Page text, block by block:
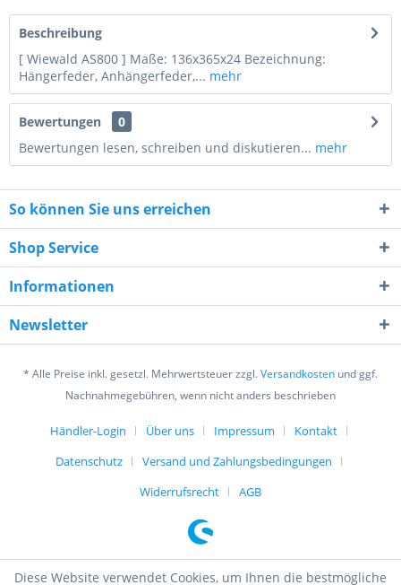
5 + 3 = ?
Ich habe dieDatenschutzerklärunggelesen,
verstanden und stimme zu. *
Beschreibung
[ Wiewald AS800 ] Maße: 136x365x24 Bezeichnung:
Hängerfeder, Anhängerfeder,... mehr
Bewertungen
0
Bewertungen lesen, schreiben und diskutieren... mehr
So können Sie uns erreichen
Shop Service
Informationen
Newsletter
* Alle Preise inkl. gesetzl. Mehrwertsteuer zzgl.Versandkosten und ggf.
Nachnahmegebühren, wenn nicht anders beschrieben
Händler-Login Über uns Impressum
Kontakt
Datenschutz
Versand und Zahlungsbedingungen
Widerrufsrecht
AGB
Diese Website verwendet Cookies, um Ihnen die bestmögliche